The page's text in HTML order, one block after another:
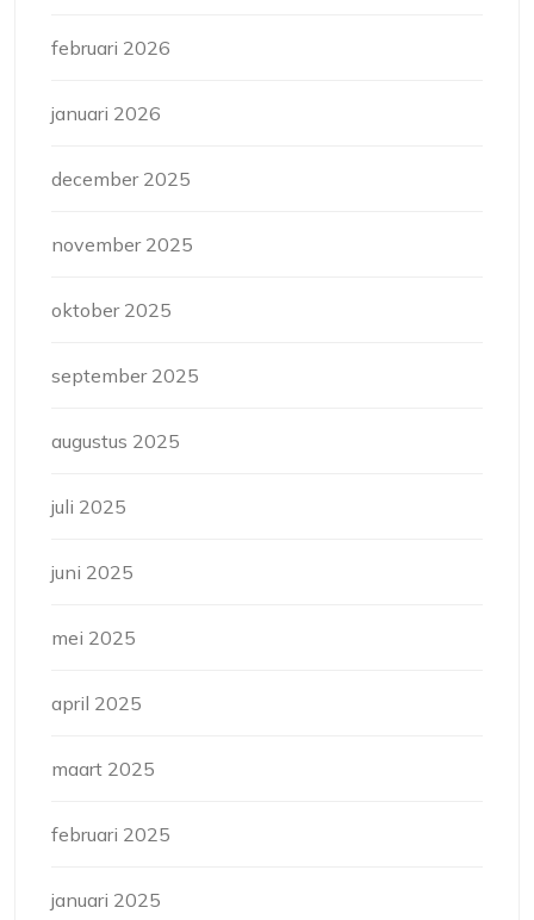
februari 2026
januari 2026
december 2025
november 2025
oktober 2025
september 2025
augustus 2025
juli 2025
juni 2025
mei 2025
april 2025
maart 2025
februari 2025
januari 2025